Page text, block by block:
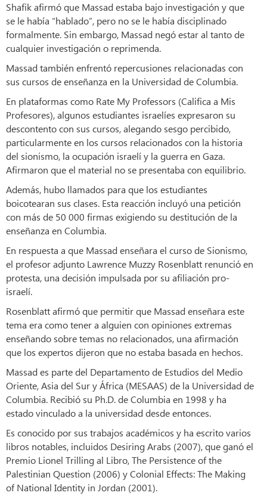
Shafik afirmó que Massad estaba bajo investigación y que
se le había “hablado”, pero no se le había disciplinado
formalmente. Sin embargo, Massad negó estar al tanto de
cualquier investigación o reprimenda.
Massad también enfrentó repercusiones relacionadas con
sus cursos de enseñanza en la Universidad de Columbia.
En plataformas como Rate My Professors (Califica a Mis
Profesores), algunos estudiantes israelíes expresaron su
descontento con sus cursos, alegando sesgo percibido,
particularmente en los cursos relacionados con la historia
del sionismo, la ocupación israelí y la guerra en Gaza.
Afirmaron que el material no se presentaba con equilibrio.
Además, hubo llamados para que los estudiantes
boicotearan sus clases. Esta reacción incluyó una petición
con más de 50 000 firmas exigiendo su destitución de la
enseñanza en Columbia.
En respuesta a que Massad enseñara el curso de Sionismo,
el profesor adjunto Lawrence Muzzy Rosenblatt renunció en
protesta, una decisión impulsada por su afiliación pro-
israelí.
Rosenblatt afirmó que permitir que Massad enseñara este
tema era como tener a alguien con opiniones extremas
enseñando sobre temas no relacionados, una afirmación
que los expertos dijeron que no estaba basada en hechos.
Massad es parte del Departamento de Estudios del Medio
Oriente, Asia del Sur y África (MESAAS) de la Universidad de
Columbia. Recibió su Ph.D. de Columbia en 1998 y ha
estado vinculado a la universidad desde entonces.
Es conocido por sus trabajos académicos y ha escrito varios
libros notables, incluidos Desiring Arabs (2007), que ganó el
Premio Lionel Trilling al Libro, The Persistence of the
Palestinian Question (2006) y Colonial Effects: The Making
of National Identity in Jordan (2001).